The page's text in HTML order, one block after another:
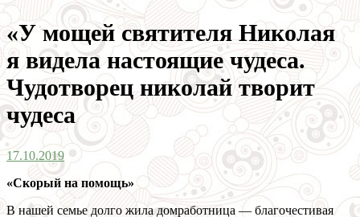
«У мощей святителя Николая
я видела настоящие чудеса.
Чудотворец николай творит
чудеса
17.10.2019
«Скорый на помощь»
В нашей семье долго жила домработница — благочестивая